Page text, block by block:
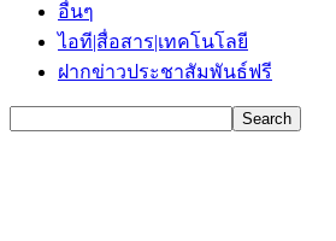
อื่นๆ
ไอที|สื่อสาร|เทคโนโลยี
ฝากข่าวประชาสัมพันธ์ฟรี